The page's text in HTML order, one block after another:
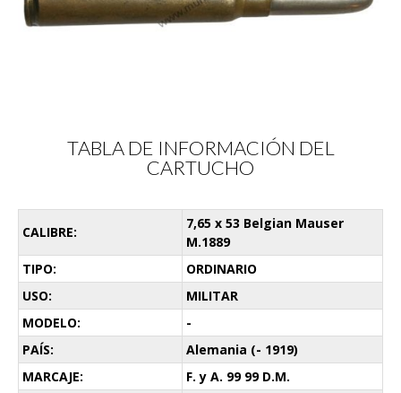
TABLA DE INFORMACIÓN DEL
CARTUCHO
CALIBRE:
7,65 x 53 Belgian Mauser
M.1889
TIPO:
ORDINARIO
USO:
MILITAR
MODELO:
-
PAÍS:
Alemania (- 1919)
MARCAJE:
F. y A. 99 99 D.M.